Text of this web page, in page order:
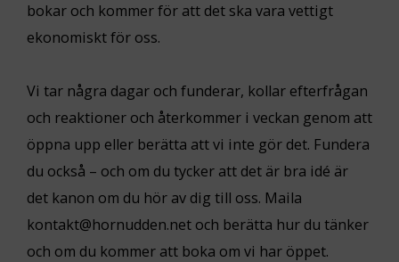
bokar och kommer för att det ska vara vettigt
ekonomiskt för oss.
Vi tar några dagar och funderar, kollar efterfrågan
och reaktioner och återkommer i veckan genom att
öppna upp eller berätta att vi inte gör det. Fundera
du också – och om du tycker att det är bra idé är
det kanon om du hör av dig till oss. Maila
kontakt@hornudden.net och berätta hur du tänker
och om du kommer att boka om vi har öppet.